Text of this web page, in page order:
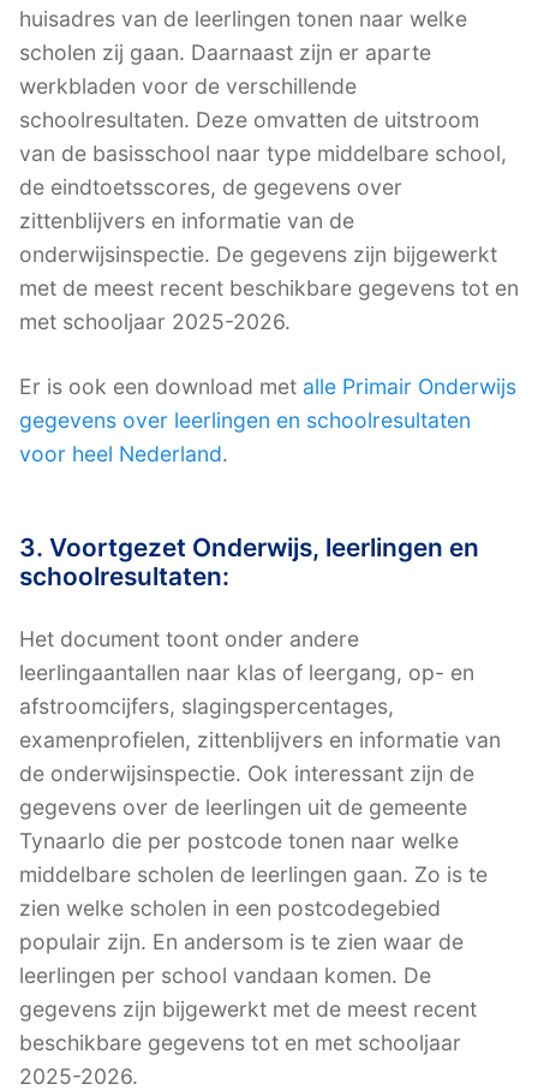
huisadres van de leerlingen tonen naar welke
scholen zij gaan. Daarnaast zijn er aparte
werkbladen voor de verschillende
schoolresultaten. Deze omvatten de uitstroom
van de basisschool naar type middelbare school,
de eindtoetsscores, de gegevens over
zittenblijvers en informatie van de
onderwijsinspectie. De gegevens zijn bijgewerkt
met de meest recent beschikbare gegevens tot en
met schooljaar 2025-2026.
Er is ook een download met alle Primair Onderwijs
gegevens over leerlingen en schoolresultaten
voor heel Nederland.
3. Voortgezet Onderwijs, leerlingen en
schoolresultaten:
Het document toont onder andere
leerlingaantallen naar klas of leergang, op- en
afstroomcijfers, slagingspercentages,
examenprofielen, zittenblijvers en informatie van
de onderwijsinspectie. Ook interessant zijn de
gegevens over de leerlingen uit de gemeente
Tynaarlo die per postcode tonen naar welke
middelbare scholen de leerlingen gaan. Zo is te
zien welke scholen in een postcodegebied
populair zijn. En andersom is te zien waar de
leerlingen per school vandaan komen. De
gegevens zijn bijgewerkt met de meest recent
beschikbare gegevens tot en met schooljaar
2025-2026.